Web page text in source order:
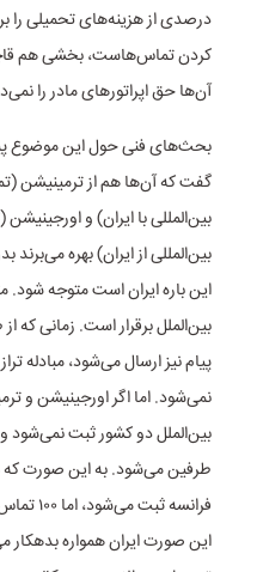
درصدی از هزینه‌های تحمیلی را
کردن تماس‌هاست، بخشی هم
آن‌ها حق اپراتور‌های مادر را
بحث‌های فنی حول این موضوع
گفت که آن‌ها هم از ترمینیشن
بین‌المللی با ایران) و اورجینیشن
بین‌المللی از ایران) بهره
این باره ایران است متوجه شود.
پیام نیز ارسال می‌شود، مبادله
نمی‌شود. اما اگر اورجینیشن و
بین‌الملل دو کشور ثبت نمی‌شود
فرانسه
این صورت ایران همواره بدهکار